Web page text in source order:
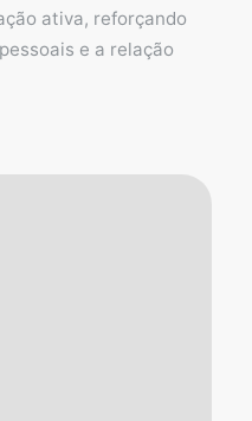
ativa, reforçando
e a relação